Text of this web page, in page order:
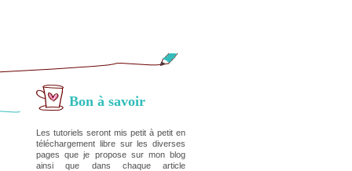
Bon à savoir
Les tutoriels seront mis petit à petit en
téléchargement libre sur les diverses
pages que je propose sur mon blog
ainsi que dans chaque article